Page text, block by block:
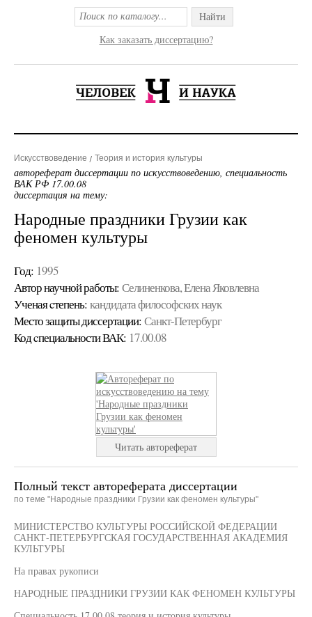
Найти
Как заказать диссертацию?
Искусствоведение Теория и история культуры
автореферат диссертации по искусствоведению, специальность
ВАК РФ 17.00.08
диссертация на тему:
Народные праздники Грузии как
феномен культуры
Год: 1995
Автор научной работы: Селиненкова, Елена Яковлевна
Ученая cтепень: кандидата философских наук
Место защиты диссертации: Санкт-Петербург
Код cпециальности ВАК: 17.00.08
Читать автореферат
Полный текст автореферата диссертации
по теме "Народные праздники Грузии как феномен культуры"
МИНИСТЕРСТВО КУЛЬТУРЫ РОССИЙСКОЙ ФЕДЕРАЦИИ
САНКТ-ПЕТЕРБУРГСКАЯ ГОСУДАРСТВЕННАЯ АКАДЕМИЯ
КУЛЬТУРЫ
На правах рукописи
НАРОДНЫЕ ПРАЗДНИКИ ГРУЗИИ КАК ФЕНОМЕН КУЛЬТУРЫ